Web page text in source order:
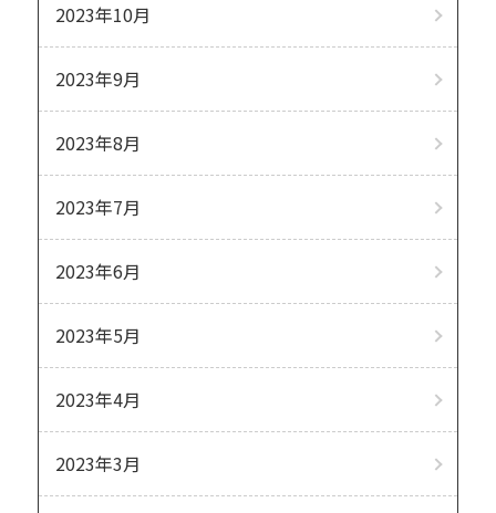
2023年10月
2023年9月
2023年8月
2023年7月
2023年6月
2023年5月
2023年4月
2023年3月